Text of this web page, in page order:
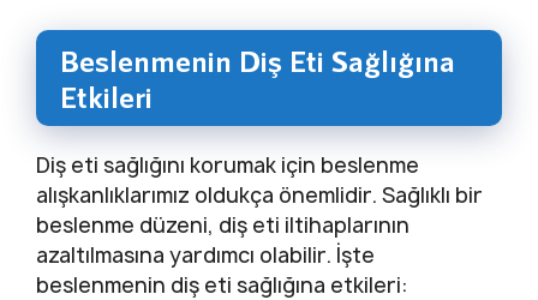
Beslenmenin Diş Eti Sağlığına
Etkileri
Diş eti sağlığını korumak için beslenme
alışkanlıklarımız oldukça önemlidir. Sağlıklı bir
beslenme düzeni, diş eti iltihaplarının
azaltılmasına yardımcı olabilir. İşte
beslenmenin diş eti sağlığına etkileri: